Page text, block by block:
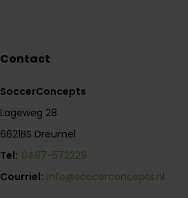
Contact
SoccerConcepts
Lageweg 28
6621BS Dreumel
Tel: 0487-572229
Courriel: info@soccerconcepts.nl